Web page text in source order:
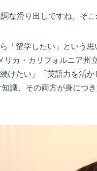
な滑り出しですね。そ
「留学したい」という
リカ・カリフォルニア州
けたい」「英語力を活
知識、その両方が身につ